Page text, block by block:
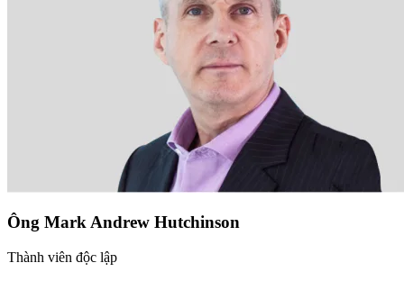
Ông Mark Andrew Hutchinson
Thành viên độc lập